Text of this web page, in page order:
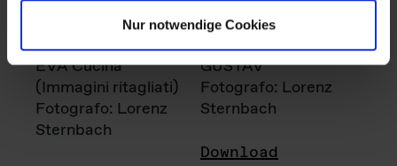
Nur notwendige Cookies
EVA Cucina
(Immagini ritagliati)
Fotografo: Lorenz
Sternbach
GUSTAV
Fotografo: Lorenz
Sternbach
Download